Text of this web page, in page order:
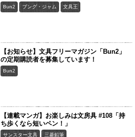
Bun2 ブング・ジャム 文具王
【お知らせ】文具フリーマガジン「Bun2」
の定期購読者を募集しています！
Bun2
【連載マンガ】お楽しみは文房具 #108「持
ち歩くなら短いペン！」
サンスター文具 三菱鉛筆